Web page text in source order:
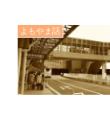
よもやま話